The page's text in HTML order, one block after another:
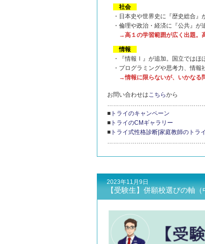
社会
・日本史や世界史に『歴史総合』
・倫理や政治・経済に『公共』が
→高１の学習範囲が広く出題。
情報
・『情報Ⅰ』が追加。国立ではほ
・プログラミングや思考力、情報
→情報に限らないが、いかなる問
お問い合わせはこちらから
■ トライのキャンペーン
■ トライのCMギャラリー
■ トライ式性格診断|家庭教師のトライ
2023年11月9日
【受験生】併願校選びの軸（